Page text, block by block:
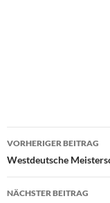
VORHERIGER BEITRAG
Westdeutsche
NÄCHSTER BEITRAG